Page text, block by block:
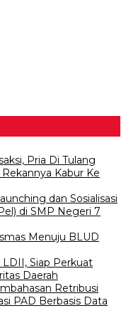
Pria Di Tulang
Kabur Ke
dan Sosialisasi
di SMP Negeri 7
Menuju BLUD
Siap Perkuat
Daerah
Retribusi
PAD Berbasis Data